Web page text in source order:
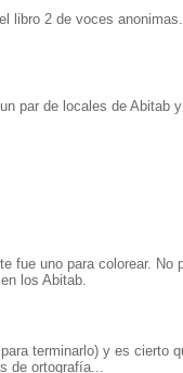
libro 2 de voces
par de locales de Abitab
fue uno para colorear. No
los Abitab.
terminarlo) y es cierto
de ortografía...